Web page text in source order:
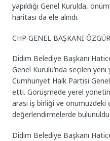
yapıldığı Genel Kurulda,
haritası da ele alındı.
CHP GENEL BAŞKANI
Didim Belediye Başkanı
Genel Kurulu’nda seçilen
Cumhuriyet Halk Partisi
etti. Görüşmede yerel
arası iş birliği ve önümüzdeki
değerlendirmelerde bulunuldu.
Didim Belediye Başkanı